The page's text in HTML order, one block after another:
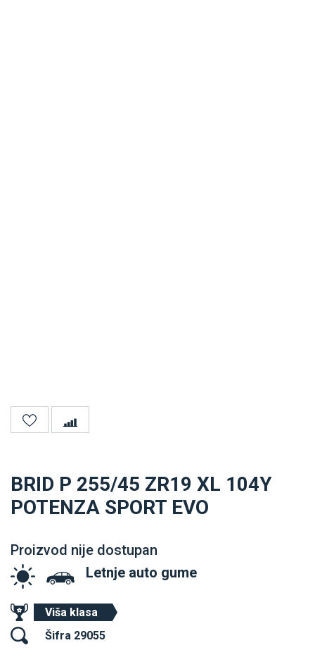
BRID P 255/45 ZR19 XL 104Y
POTENZA SPORT EVO
Proizvod nije dostupan
Letnje auto gume
Viša klasa
Šifra 29055